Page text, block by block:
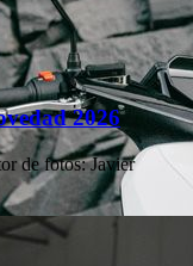
2026
de fotos: Javier